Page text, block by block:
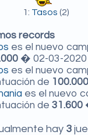
1: Tasos (2)
records
es el nuevo
� 02-03-2020
es el nuevo
de 100.000
es el nuevo
de 31.600
hay 3